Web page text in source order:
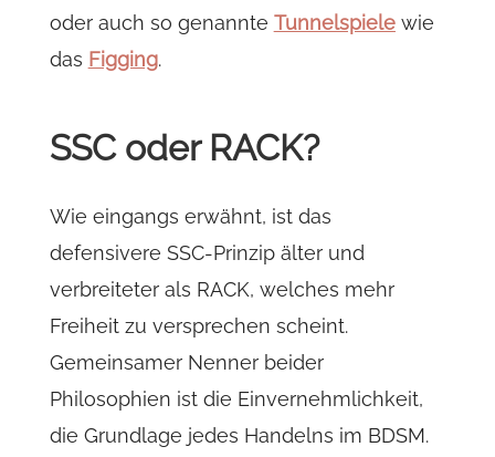
oder auch so genannte Tunnelspielewie
das Figging.
SSC oder RACK?
Wie eingangs erwähnt, ist das
defensivere SSC-Prinzip älter und
verbreiteter als RACK, welches mehr
Freiheit zu versprechen scheint.
Gemeinsamer Nenner beider
Philosophien ist die Einvernehmlichkeit,
die Grundlage jedes Handelns im BDSM.